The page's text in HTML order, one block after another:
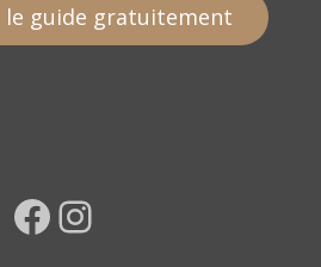
le guide gratuitement
Facebook Instagram